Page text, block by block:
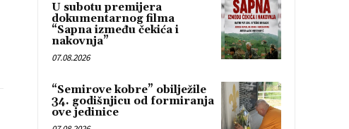
U subotu premijera
dokumentarnog filma
“Sapna između čekića i
nakovnja”
07.08.2026
“Semirove kobre” obilježile
34. godišnjicu od formiranja
ove jedinice